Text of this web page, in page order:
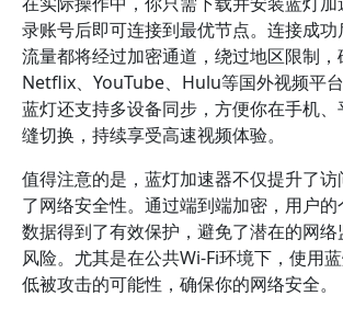
录账号后即可连接到最优节点。连接成
流量都将经过加密通道，绕过地区限制
Netflix、YouTube、Hulu等国外视频平
蓝灯还支持多设备同步，方便你在手机
缝切换，持续享受高速视频体验。
值得注意的是，蓝灯加速器不仅提升了
了网络安全性。通过端到端加密，用户
数据得到了有效保护，避免了潜在的网
风险。尤其是在公共Wi-Fi环境下，使用
低被攻击的可能性，确保你的网络安全。